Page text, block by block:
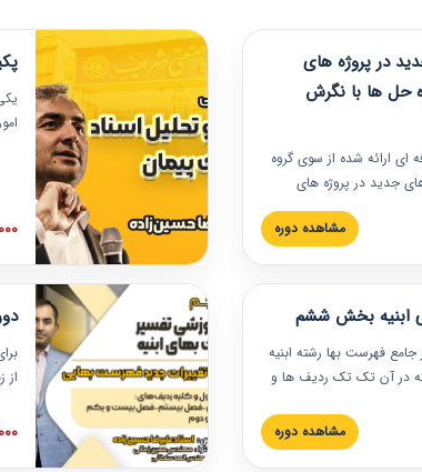
در پروژه های
حل ها با نگرش
ای ارائه شده از سوی گروه
جدید در پروژه های
با نگرش قراردادی است که
ارائه شد. در این
مشاهده دوره
ابنیه بخش ششم
جامع فهرست بها رشته ابنیه
که در آن تک تک ردیف ها و
مرتبط با ردیف های
کلام مهندس
مشاهده دوره